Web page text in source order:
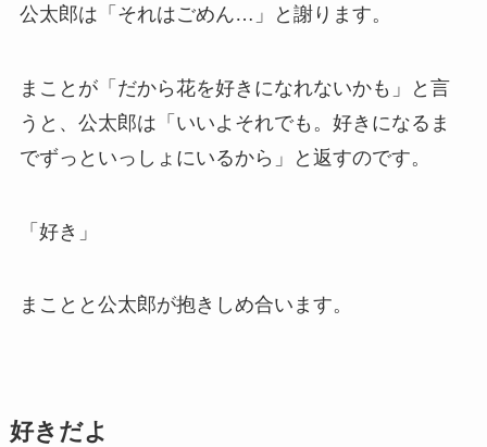
公太郎は「それはごめん…」と謝ります。
まことが「だから花を好きになれないかも」と言
うと、公太郎は「いいよそれでも。好きになるま
でずっといっしょにいるから」と返すのです。
「好き」
まことと公太郎が抱きしめ合います。
好きだよ